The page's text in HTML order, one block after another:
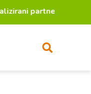
za lakši život –